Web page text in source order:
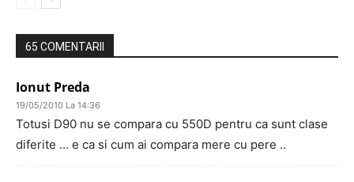
65 COMENTARII
Ionut Preda
19/05/2010 La 14:36
Totusi D90 nu se compara cu 550D pentru ca sunt clase
diferite … e ca si cum ai compara mere cu pere ..